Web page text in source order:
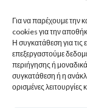
Για να παρέχουμε την
cookies για την
Η συγκατάθεση για τις
επεξεργαστούμε
περιήγησης ή
συγκατάθεση ή η
ορισμένες λειτουργίες